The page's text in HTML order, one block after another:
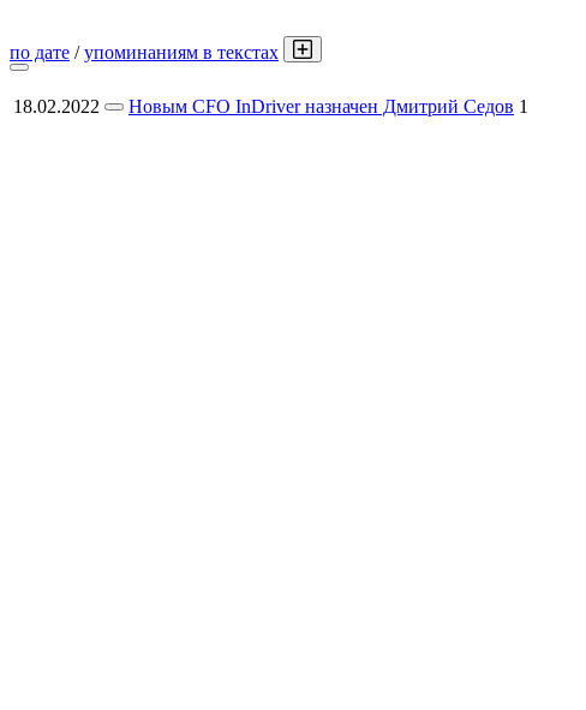
по дате /упоминаниям в текстах
18.02.2022 Новым CFO InDriver назначен Дмитрий Седов 1